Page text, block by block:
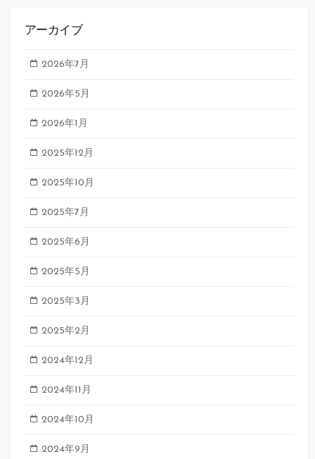
アーカイブ
2026年7月
2026年5月
2026年1月
2025年12月
2025年10月
2025年7月
2025年6月
2025年5月
2025年3月
2025年2月
2024年12月
2024年11月
2024年10月
2024年9月